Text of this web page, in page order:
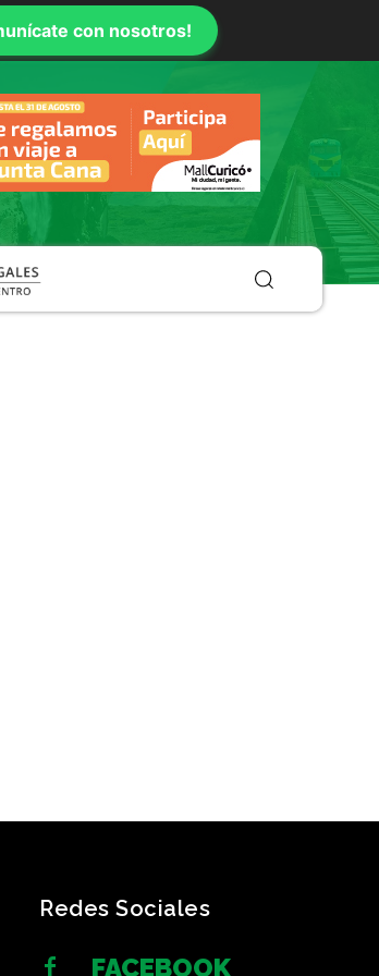
con nosotros!
Redes Sociales
FACEBOOK